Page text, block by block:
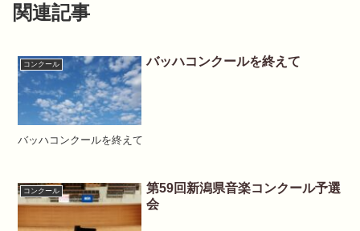
関連記事
コンクール バッハコンクールを終えて
バッハコンクールを終えて
コンクール
第59回新潟県音楽コンクール予選
会